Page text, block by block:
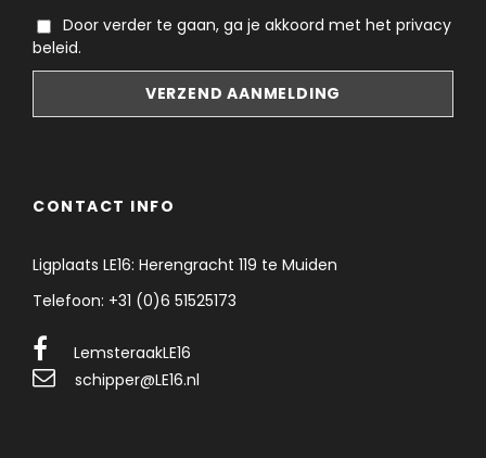
Door verder te gaan, ga je akkoord met het privacy
beleid.
CONTACT INFO
Ligplaats LE16: Herengracht 119 te Muiden
Telefoon: +31 (0)6 51525173
LemsteraakLE16
schipper@LE16.nl